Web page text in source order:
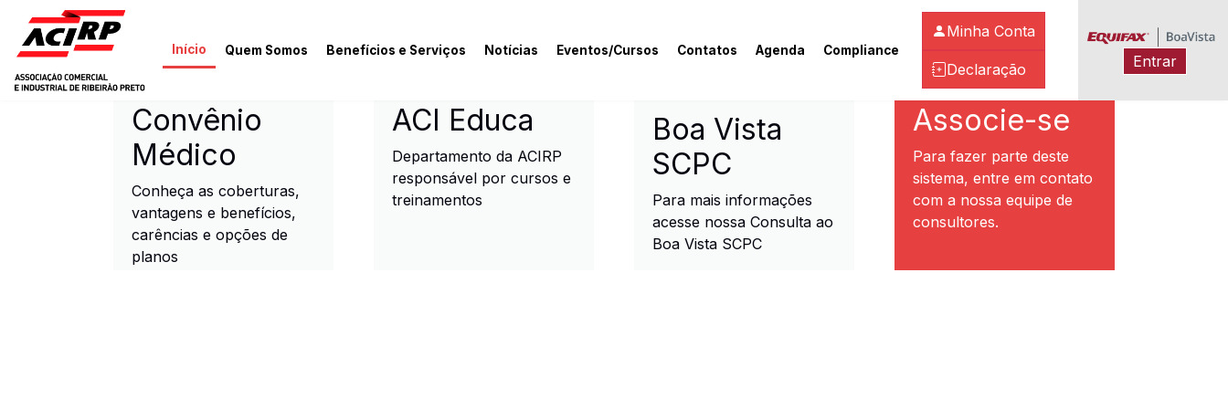
Pular para o conteúdo principal
Início Quem Somos Benefícios e Serviços Notícias Eventos/Cursos Contatos Agenda Compliance
Minha Conta
Declaração Entrar
ACIRP - Associação Comercial e Industrial de Ribeirão Preto
Convênio
Médico
Conheça as coberturas,
vantagens e benefícios,
carências e opções de
planos
ACI Educa
Departamento da ACIRP
responsável por cursos e
treinamentos
Boa Vista
SCPC
Para mais informações
acesse nossa Consulta ao
Boa Vista SCPC
Associe-se
Para fazer parte deste
sistema, entre em contato
com a nossa equipe de
consultores.